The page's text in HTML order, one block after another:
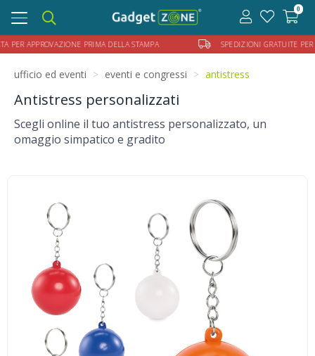
PRIMA DELLA STAMPA SPEDIZIONI GRATUITE PER
Toggle
navigation
0
ufficio ed eventi eventi e congressi antistress
Antistress personalizzati
Scegli online il tuo antistress personalizzato, un
omaggio simpatico e gradito